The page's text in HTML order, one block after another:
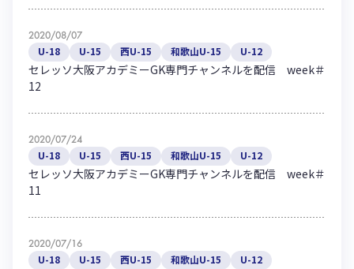
2020/08/07
U-18 U-15 西U-15 和歌山U-15 U-12
セレッソ大阪アカデミーGK専門チャンネルを配信 week＃
12
2020/07/24
U-18 U-15 西U-15 和歌山U-15 U-12
セレッソ大阪アカデミーGK専門チャンネルを配信 week＃
11
2020/07/16
U-18 U-15 西U-15 和歌山U-15 U-12